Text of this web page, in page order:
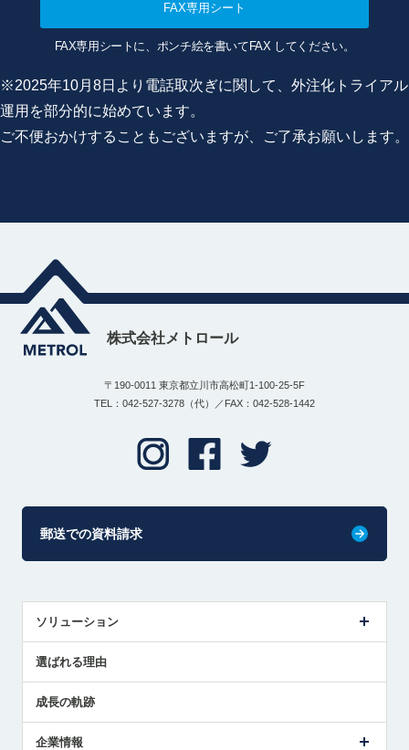
FAX専用シート
FAX専用シートに、ポンチ絵を書いてFAX してください。
※2025年10月8日より電話取次ぎに関して、外注化トライアル
運用を部分的に始めています。
ご不便おかけすることもございますが、ご了承お願いします。
株式会社メトロール
〒190-0011 東京都立川市高松町1-100-25-5F
TEL：042-527-3278（代）／FAX：042-528-1442
郵送での資料請求
ソリューション
解決策提案
選ばれる理由
成長の軌跡
企業情報